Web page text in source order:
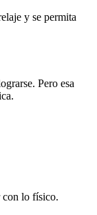
y se permita
Pero esa
con lo físico.